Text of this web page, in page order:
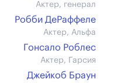
Актер, генерал
Робби ДеРаффеле
Актер, Альфа
Гонсало Роблес
Актер, Гарсия
Джейкоб Браун